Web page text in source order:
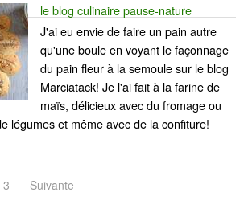
le blog culinaire pause-nature
J'ai eu envie de faire un pain autre
qu'une boule en voyant le façonnage
du pain fleur à la semoule sur le blog
Marciatack! Je l'ai fait à la farine de
maïs, délicieux avec du fromage ou
légumes et même avec de la confiture!
3 Suivante